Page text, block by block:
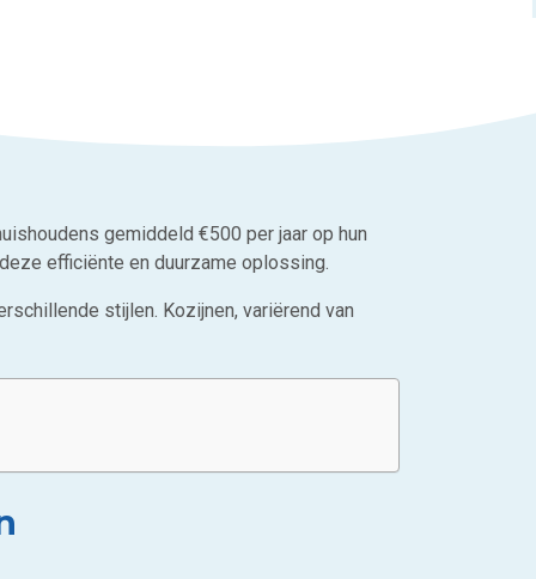
gemiddeld €500 per jaar op hun
efficiënte en duurzame oplossing.
stijlen. Kozijnen, variërend van